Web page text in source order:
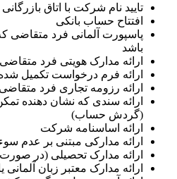
تایید نام شرکت با اتاق
افتتاح حساب بانکی
باشد
ارائه مدارک هویتی فرد
ارائه فرم درخواست تکمیل
ارائه رزومه تجاری فرد متقاضی
ارائه سندی که نشان دهنده
(گردش حساب)
ارائه اساسنامه شرکت
ارائه مدارکی مبتنی بر عدم
ارائه مدارک تحصیلی (در
ارائه مدارک معتبر زبان